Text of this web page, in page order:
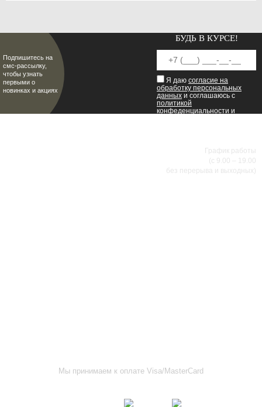
Подпишитесь на
смс-рассылку,
чтобы узнать
первыми о
новинках и акциях
БУДЬ В КУРСЕ!
Я даю согласие на
обработку персональных
данных и соглашаюсь с
политикой
конфеденциальности и
График работы
(с 9.00 – 19.00
без перерыва и выходных)
Мы принимаем к оплате Visa/MasterCard